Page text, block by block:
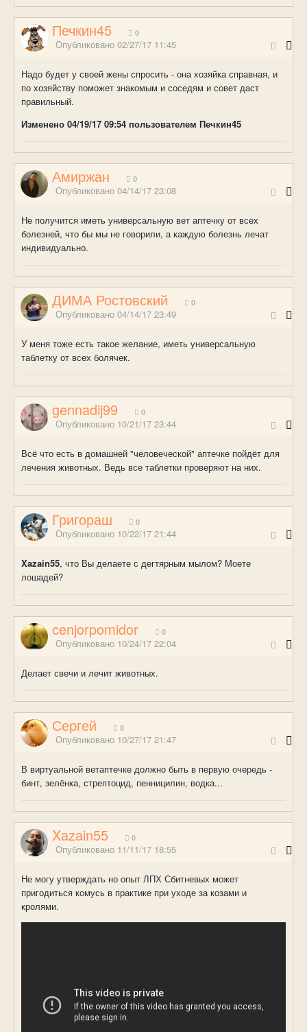
Печкин45 0
Опубликовано 02/27/17 11:45
Надо будет у своей жены спросить - она хозяйка справная, и
по хозяйству поможет знакомым и соседям и совет даст
правильный.
Изменено 04/19/17 09:54 пользователем Печкин45
Амиржан 0
Опубликовано 04/14/17 23:08
Не получится иметь универсальную вет аптечку от всех
болезней, что бы мы не говорили, а каждую болезнь лечат
индивидуально.
ДИМА Ростовский 0
Опубликовано 04/14/17 23:49
У меня тоже есть такое желание, иметь универсальную
таблетку от всех болячек.
gennadij99 0
Опубликовано 10/21/17 23:44
Всё что есть в домашней "человеческой" аптечке пойдёт для
лечения животных. Ведь все таблетки проверяют на них.
Григораш 0
Опубликовано 10/22/17 21:44
Xazain55, что Вы делаете с дегтярным мылом? Моете
лошадей?
cenjorpomidor 0
Опубликовано 10/24/17 22:04
Делает свечи и лечит животных.
Сергей 0
Опубликовано 10/27/17 21:47
В виртуальной ветаптечке должно быть в первую очередь -
бинт, зелёнка, стрептоцид, пенницилин, водка...
Xazain55 0
Опубликовано 11/11/17 18:55
Не могу утверждать но опыт ЛПХ Сбитневых может
пригодиться комусь в практике при уходе за козами и
кролями.